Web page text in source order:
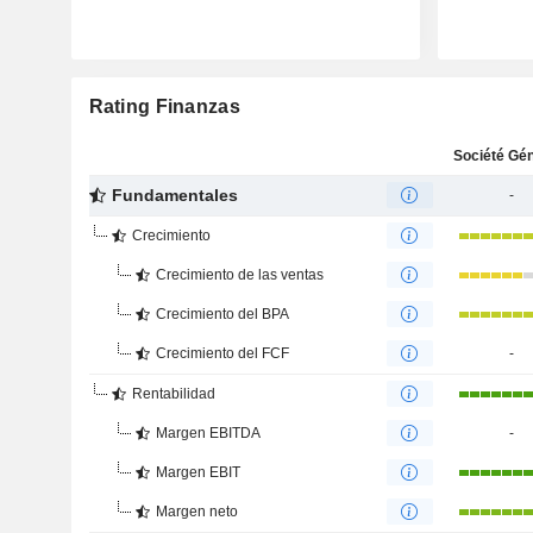
Rating Finanzas
Fundamentales -
Crecimiento
Crecimiento de las ventas
Crecimiento del BPA
Crecimiento del FCF -
Rentabilidad
Margen EBITDA -
Margen EBIT
Margen neto